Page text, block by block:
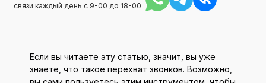
связи каждый день с 9-00 до 18-00
Если вы читаете эту статью, значит, вы уже
знаете, что такое перехват звонков. Возможно,